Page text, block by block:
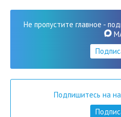
Не пропустите главное -
Подпишитесь на